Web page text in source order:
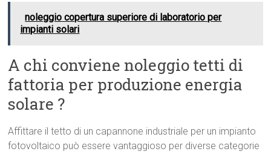
noleggio copertura superiore di laboratorio per
impianti solari
A chi conviene noleggio tetti di
fattoria per produzione energia
solare ?
Affittare il tetto di un capannone industriale per un impianto
fotovoltaico può essere vantaggioso per diverse categorie